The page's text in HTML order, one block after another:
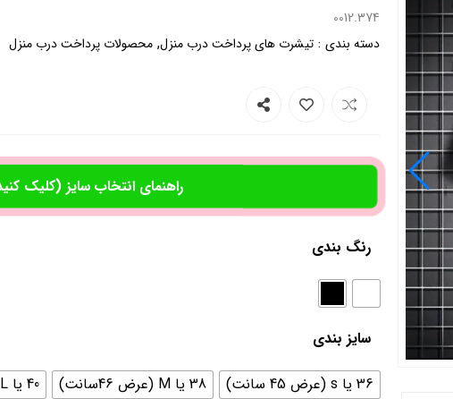
0012.374
دسته بندی : تیشرت های پرداخت درب منزل, محصولات پرداخت درب منزل
راهنمای انتخاب سایز (کلیک
رنگ بندی
سایز بندی
36 یا s (عرض 45 سانت) 38 یا M (عرض 46سانت) 40 یا L (عرض 48 سانت)